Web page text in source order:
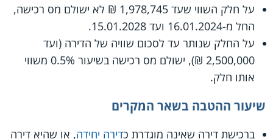
על חלק השווי שעד 1,978,745 ₪ לא ישולם מס רכישה,
החל מ-16.01.2024 ועד 15.01.2028.
על החלק שנותר עד לסכום שוויה של הדירה (ועד
2,500,000 ₪), ישולם מס רכישה בשיעור 0.5% משווי
אותו חלק.
שיעור ההטבה בשאר המקרים
ברכישת דירה שאינה מוגדרת כדירה יחידה, או שהיא דירה